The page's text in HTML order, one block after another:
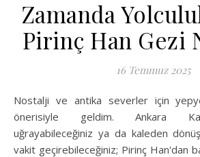
Zamanda
Pirinç Han Gezi
16 Temmuz 2025
Nostalji ve antika severler için yepyeni bir gezi rotası
önerisiyle geldim. Ankara
uğrayabileceğiniz ya da kaleden
vakit geçirebileceğiniz; Pirinç Han'dan